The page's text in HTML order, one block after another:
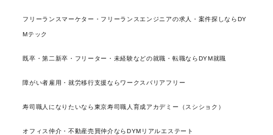
フリーランスマーケター・フリーランスエンジニアの求人・案件探しならDY
Mテック
既卒・第二新卒・フリーター・未経験などの就職・転職ならDYM就職
障がい者雇用・就労移行支援ならワークスバリアフリー
寿司職人になりたいなら東京寿司職人育成アカデミー（スシショク）
オフィス仲介・不動産売買仲介ならDYMリアルエステート